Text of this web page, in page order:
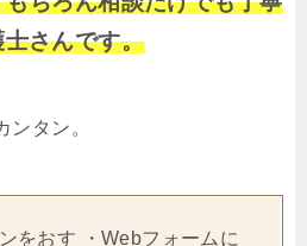
さんです。
ンタン。
をおす ・Webフォームに